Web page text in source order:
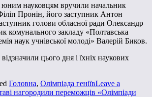
науковцям вручили начальник
Пронін, його заступник Антон
голови обласної ради Олександр
комунального закладу «Полтавська
наук учнівської молоді» Валерій Биков.
цього дня і їхніх наукових
Головна, Олімпіада геніївLeave a
нагородили переможців «Олімпіади